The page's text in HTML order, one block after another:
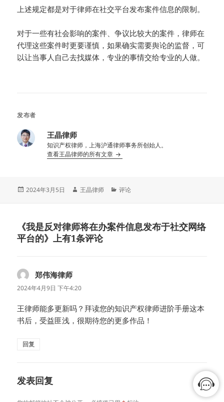
上述规定都是对于律师在社交平台发布案件信息的限制。
对于一些有社会影响的案件、争议比较大的案件，律师在
代理这些案件时更要谨慎，如果确实需要舆论的监督，可
以让当事人自己去找媒体，专业的事情交给专业的人做。
发布者
王晶律师
知识产权律师，上海沪通律师事务所创始人。
查看王晶律师的所有文章
发
2024年3月5日
作
王晶律师
分
评论
《我是反对律师将在办案件信息发布于社交网络
平台的》上有1条评论
郑伟海律师
道：
2024年4月9日 下午4:20
王律师能多更新吗？拜读您的知识产权律师进阶手册这本
书后，受益匪浅，很期待您的更多作品！
回复
发表回复